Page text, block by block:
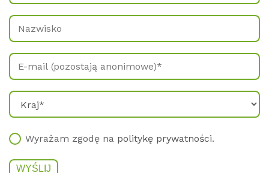
Wyrażam zgodę na politykę prywatności.